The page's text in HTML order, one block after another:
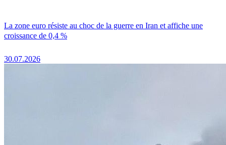
La zone euro résiste au choc de la guerre en Iran et affiche une
croissance de 0,4 %
30.07.2026